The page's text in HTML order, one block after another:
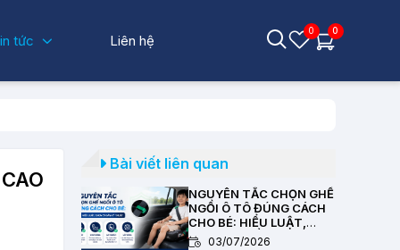
tức Liên hệ
0 0
Bài viết liên quan
NGUYÊN TẮC CHỌN GHẾ
NGỒI Ô TÔ ĐÚNG CÁCH
CHO BÉ: HIỂU LUẬT,
CHỌN CHUẨN KỸ THUẬT
03/07/2026